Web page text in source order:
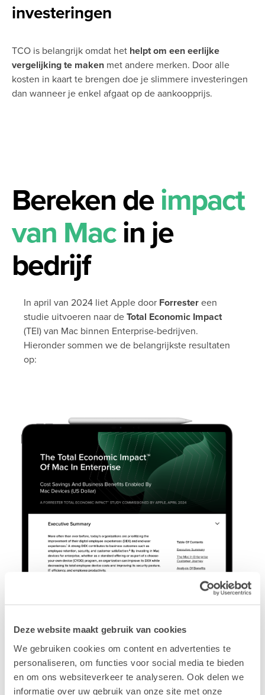
Deze website maakt gebruik van cookies
We gebruiken cookies om content en advertenties te
personaliseren, om functies voor social media te bieden
en om ons websiteverkeer te analyseren. Ook delen we
informatie over uw gebruik van onze site met onze
investeringen
TCO is belangrijk omdat het helpt om een eerlijke
vergelijking te maken met andere merken. Door alle
kosten in kaart te brengen doe je slimmere investeringen
dan wanneer je enkel afgaat op de aankoopprijs.
Bereken deimpact
van Macin je
bedrijf
In april van 2024 liet Apple door Forrestereen
studie uitvoeren naar deTotal Economic Impact
(TEI) van Mac binnen Enterprise-bedrijven.
Hieronder sommen we de belangrijkste resultaten
op:
Return on Investment (ROI)
en een
terugverdientijd van minder dan 6 maanden
60%